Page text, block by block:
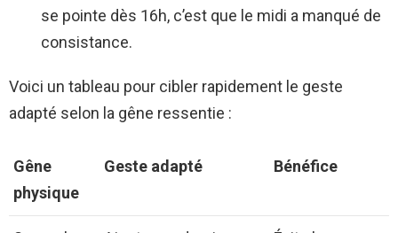
se pointe dès 16h, c’est que le midi a manqué de
consistance.
Voici un tableau pour cibler rapidement le geste
adapté selon la gêne ressentie :
Gêne
physique
Geste adapté Bénéfice